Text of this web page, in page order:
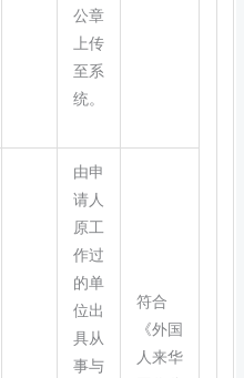
公章
上传
至系
统。
由申
请人
原工
作过
的单
位出
具从
事与
符合
《外国
人来华